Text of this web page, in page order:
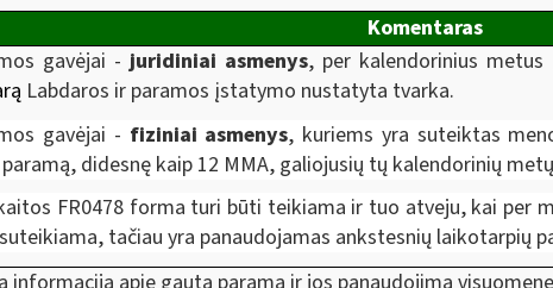
Komentaras
gavėjai -juridiniai asmenys, per kalendorinius metus
Labdaros ir paramos įstatymo nustatyta tvarka.
gavėjai - fiziniai asmenys, kuriems yra suteiktas
didesnę kaip 12 MMA, galiojusių tų kalendorinių
FR0478 forma turi būti teikiama ir tuo atveju, kai per
tačiau yra panaudojamas ankstesnių laikotarpių